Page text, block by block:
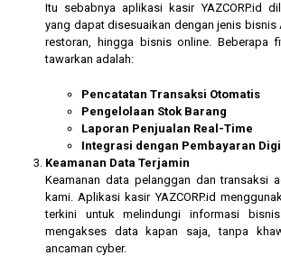
Itu sebabnya aplikasi kasir YAZCORP.id
yang dapat disesuaikan dengan jenis bisnis
restoran, hingga bisnis online. Beberapa
tawarkan adalah:
Pencatatan Transaksi Otomatis
Pengelolaan Stok Barang
Laporan Penjualan Real-Time
Integrasi dengan Pembayaran
Keamanan Data Terjamin
Keamanan data pelanggan dan transaksi
kami. Aplikasi kasir YAZCORP.id
terkini untuk melindungi informasi
mengakses data kapan saja, tanpa
ancaman cyber.